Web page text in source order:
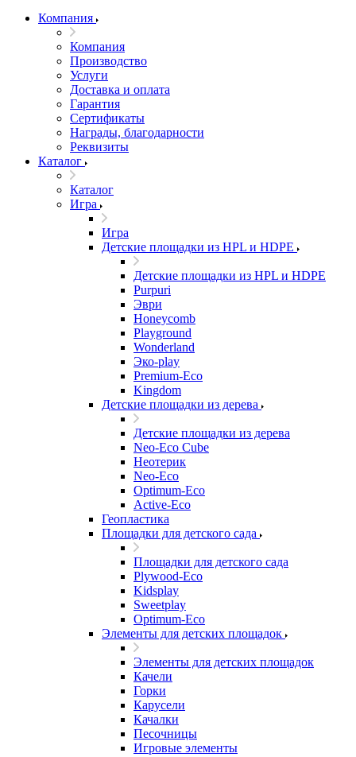
Компания
Компания
Производство
Услуги
Доставка и оплата
Гарантия
Сертификаты
Награды, благодарности
Реквизиты
Каталог
Каталог
Игра
Игра
Детские площадки из HPL и HDPE
Детские площадки из HPL и HDPE
Purpuri
Эври
Honeycomb
Playground
Wonderland
Эко-play
Premium-Eco
Kingdom
Детские площадки из дерева
Детские площадки из дерева
Neo-Eco Cube
Неотерик
Neo-Eco
Оptimum-Еco
Active-Eco
Геопластика
Площадки для детского сада
Площадки для детского сада
Plywood-Eco
Kidsplay
Sweetplay
Оptimum-Еco
Элементы для детских площадок
Элементы для детских площадок
Качели
Горки
Карусели
Качалки
Песочницы
Игровые элементы